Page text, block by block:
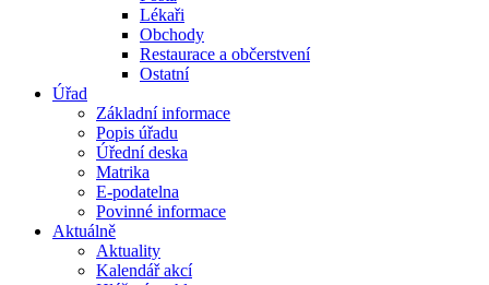
Lékaři
Obchody
Restaurace a občerstvení
Ostatní
Úřad
Základní informace
Popis úřadu
Úřední deska
Matrika
E-podatelna
Povinné informace
Aktuálně
Aktuality
Kalendář akcí